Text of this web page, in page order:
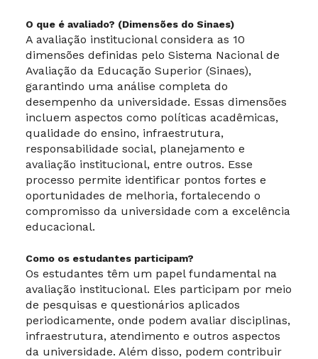
O que é avaliado? (Dimensões do Sinaes)
A avaliação institucional considera as 10
dimensões definidas pelo Sistema Nacional de
Avaliação da Educação Superior (Sinaes),
garantindo uma análise completa do
desempenho da universidade. Essas dimensões
incluem aspectos como políticas acadêmicas,
qualidade do ensino, infraestrutura,
responsabilidade social, planejamento e
avaliação institucional, entre outros. Esse
processo permite identificar pontos fortes e
oportunidades de melhoria, fortalecendo o
compromisso da universidade com a excelência
educacional.
Como os estudantes participam?
Os estudantes têm um papel fundamental na
avaliação institucional. Eles participam por meio
de pesquisas e questionários aplicados
periodicamente, onde podem avaliar disciplinas,
infraestrutura, atendimento e outros aspectos
da universidade. Além disso, podem contribuir